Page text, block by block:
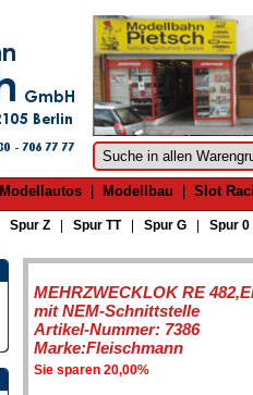
Modellautos Modellbau Slot
Spur Z Spur TT| Spur G Spur 0
MEHRZWECKLOK RE
mit NEM-Schnittstelle
Artikel-Nummer: 7386
Marke:Fleischmann
Sie sparen 20,00%